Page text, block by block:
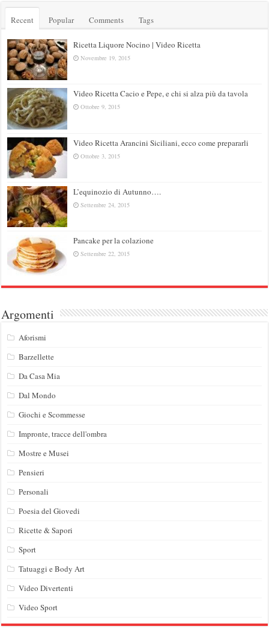
Recent Popular Comments Tags
Ricetta Liquore Nocino | Video Ricetta
Novembre 19, 2015
Video Ricetta Cacio e Pepe, e chi si alza più da tavola
Ottobre 9, 2015
Video Ricetta Arancini Siciliani, ecco come prepararli
Ottobre 3, 2015
L’equinozio di Autunno….
Settembre 24, 2015
Pancake per la colazione
Settembre 22, 2015
Argomenti
Aforismi
Barzellette
Da Casa Mia
Dal Mondo
Giochi e Scommesse
Impronte, tracce dell'ombra
Mostre e Musei
Pensieri
Personali
Poesia del Giovedi
Ricette & Sapori
Sport
Tatuaggi e Body Art
Video Divertenti
Video Sport